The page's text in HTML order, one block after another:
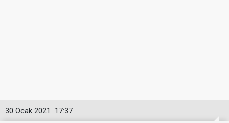
17:37
30 Ocak 2021